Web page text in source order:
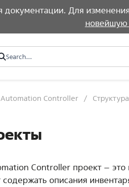
документации. Для
Automation Controller
Controller проект – это
описания